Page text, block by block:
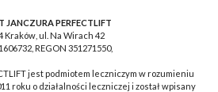
JANCZURA PERFECTLIFT
Kraków, ul. Na Wirach 42
REGON 351271550,
jest podmiotem leczniczym w rozumieniu
roku o działalności leczniczej i został wpisany